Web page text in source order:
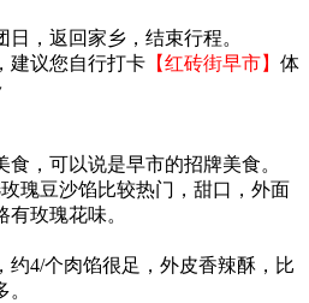
，返回家乡，结束行程。
建议您自行打卡 【红砖街早市】 体
，可以说是早市的招牌美食。
瑰豆沙馅比较热门，甜口，外面
玫瑰花味。
约4/个肉馅很足，外皮香辣酥，比